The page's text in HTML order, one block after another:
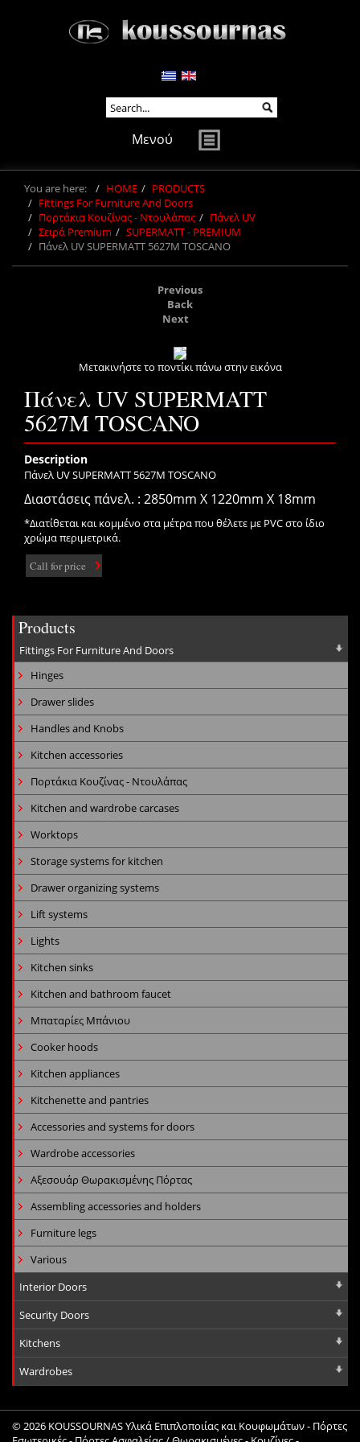
Μενού
You are here: HOME
PRODUCTS
Fittings For Furniture And Doors
Πορτάκια Κουζίνας - Ντουλάπας
Πάνελ UV
Σειρά Premium
SUPERMATT - PREMIUM
Πάνελ UV SUPERMATT 5627M TOSCANO
Previous
Back
Next
Μετακινήστε το ποντίκι πάνω στην εικόνα
Πάνελ UV SUPERMATT
5627M TOSCANO
Description
Πάνελ UV SUPERMATT 5627Μ TOSCANO
Διαστάσεις πάνελ. : 2850mm X 1220mm X 18mm
*Διατίθεται και κομμένο στα μέτρα που θέλετε με PVC στο ίδιο
χρώμα περιμετρικά.
Call for price
Products
Fittings For Furniture And Doors
Hinges
Drawer slides
Handles and Knobs
Kitchen accessories
Πορτάκια Κουζίνας - Ντουλάπας
Kitchen and wardrobe carcases
Worktops
Storage systems for kitchen
Drawer organizing systems
Lift systems
Lights
Kitchen sinks
Kitchen and bathroom faucet
Μπαταρίες Μπάνιου
Cooker hoods
Kitchen appliances
Kitchenette and pantries
Accessories and systems for doors
Wardrobe accessories
Αξεσουάρ Θωρακισμένης Πόρτας
Assembling accessories and holders
Furniture legs
Various
Interior Doors
Security Doors
Kitchens
Wardrobes
© 2026 KOUSSOURNAS Υλικά Επιπλοποιίας και Κουφωμάτων - Πόρτες